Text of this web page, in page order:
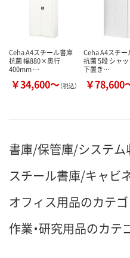
Ceha A4スチール書庫
抗菌 幅880×奥行
400mm …
￥34,600～（税込）
Ceha A4スチー
抗菌 5段 シャ
下置き…
￥78,600
書庫/保管庫/システム
スチール書庫/キャビ
オフィス用品のカテ
作業・研究用品のカテ